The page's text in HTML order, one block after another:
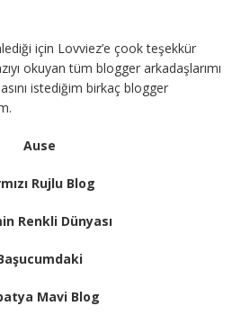
için Lovviez’e çook teşekkür
okuyan tüm blogger arkadaşlarımı
istediğim birkaç blogger
Ause
Rujlu Blog
Renkli Dünyası
Mavi Blog